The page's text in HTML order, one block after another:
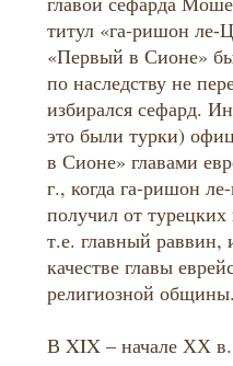
титул «га-ришон
«Первый в Сионе»
по наследству не
избирался сефард.
это были турки)
в Сионе» главами
г., когда га-ришон
получил от
т.е. главный раввин,
качестве главы
религиозной
В XIX – начале ХХ